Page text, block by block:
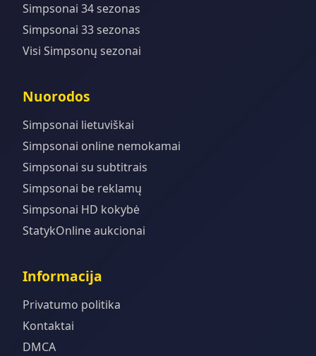
Simpsonai 34 sezonas
Simpsonai 33 sezonas
Visi Simpsonų sezonai
Nuorodos
Simpsonai lietuviškai
Simpsonai online nemokamai
Simpsonai su subtitrais
Simpsonai be reklamų
Simpsonai HD kokybė
StatykOnline aukcionai
Informacija
Privatumo politika
Kontaktai
DMCA